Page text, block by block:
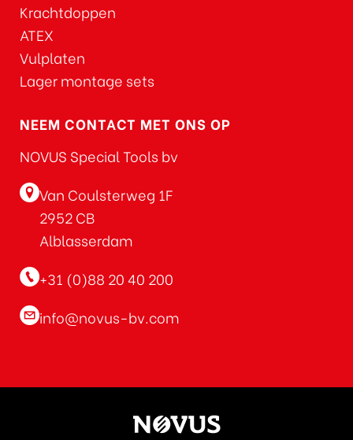
Krachtdoppen
ATEX
Vulplaten
Lager montage sets
NEEM CONTACT MET ONS OP
NOVUS Special Tools bv
Van Coulsterweg 1F
2952 CB
Alblasserdam
+31 (0)88 20 40 200
info@novus-bv.com